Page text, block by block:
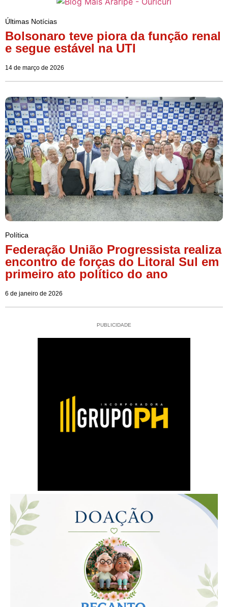
Últimas Notícias
Bolsonaro teve piora da função renal
e segue estável na UTI
14 de março de 2026
Política
Federação União Progressista realiza
encontro de forças do Litoral Sul em
primeiro ato político do ano
6 de janeiro de 2026
PUBLICIDADE